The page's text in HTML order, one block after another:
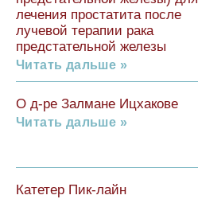
лечения простатита после
лучевой терапии рака
предстательной железы
Читать дальше »
О д-ре Залмане Ицхакове
Читать дальше »
Катетер Пик-лайн